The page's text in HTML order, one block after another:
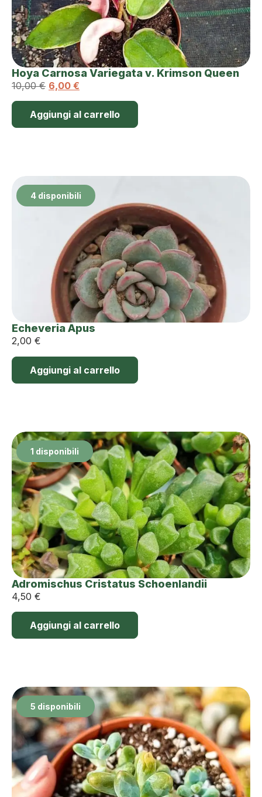
Hoya Carnosa Variegata v. Krimson Queen
10,00€ 6,00 €
Aggiungi al carrello
4 disponibili
Echeveria Apus
2,00 €
Aggiungi al carrello
1 disponibili
Adromischus Cristatus Schoenlandii
4,50 €
Aggiungi al carrello
5 disponibili